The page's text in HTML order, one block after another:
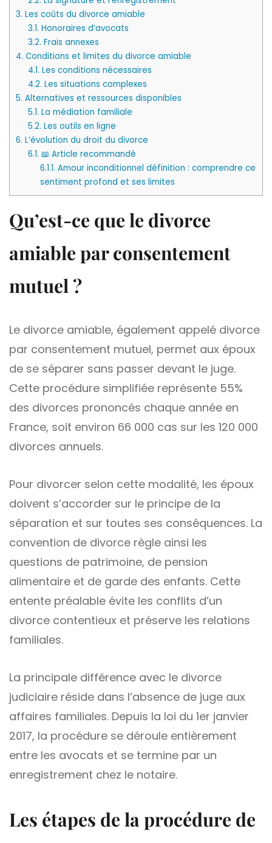
3. Les coûts du divorce amiable
3.1. Honoraires d’avocats
3.2. Frais annexes
4. Conditions et limites du divorce amiable
4.1. Les conditions nécessaires
4.2. Les situations complexes
5. Alternatives et ressources disponibles
5.1. La médiation familiale
5.2. Les outils en ligne
6. L’évolution du droit du divorce
6.1. 📖 Article recommandé
6.1.1. Amour inconditionnel définition : comprendre ce
sentiment profond et ses limites
Qu’est-ce que le divorce
amiable par consentement
mutuel ?
Le divorce amiable, également appelé divorce
par consentement mutuel, permet aux époux
de se séparer sans passer devant le juge.
Cette procédure simplifiée représente 55%
des divorces prononcés chaque année en
France, soit environ 66 000 cas sur les 120 000
divorces annuels.
Pour divorcer selon cette modalité, les époux
doivent s’accorder sur le principe de la
séparation et sur toutes ses conséquences. La
convention de divorce règle ainsi les
questions de patrimoine, de pension
alimentaire et de garde des enfants. Cette
entente préalable évite les conflits d’un
divorce contentieux et préserve les relations
familiales.
La principale différence avec le divorce
judiciaire réside dans l’absence de juge aux
affaires familiales. Depuis la loi du 1er janvier
2017, la procédure se déroule entièrement
entre les avocats et se termine par un
enregistrement chez le notaire.
Les étapes de la procédure de